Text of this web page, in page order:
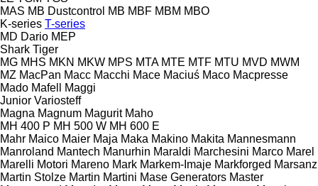
MAS MB Dustcontrol MB MBF MBM MBO
K-series T-series
MD Dario MEP
Shark Tiger
MG MHS MKN MKW MPS MTA MTE MTF MTU MVD MWM
MZ MacPan Macc Macchi Mace Maciuś Maco Macpresse
Mado Mafell
Maggi
Junior Variosteff
Magna Magnum Magurit Maho
MH 400 P MH 500 W MH 600 E
Mahr Maico Maier Maja Maka Makino Makita Mannesmann
Manroland Mantech Manurhin Maraldi Marchesini Marco Marel
Marelli Motori Mareno Mark Markem-Imaje Markforged Marsanz
Martin Stolze Martin Martini Mase Generators Master